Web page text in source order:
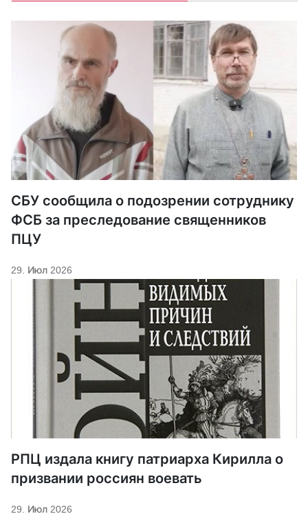
СБУ сообщила о подозрении сотруднику
ФСБ за преследование священников
ПЦУ
29. Июл 2026
РПЦ издала книгу патриарха Кирилла о
призвании россиян воевать
29. Июл 2026